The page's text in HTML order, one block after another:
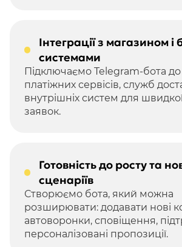
Інтеграції з магазином і
системами
Підключаємо Telegram-бота до
платіжних сервісів, служб
внутрішніх систем для
заявок.
Готовність до росту та
сценаріїв
Створюємо бота, який можна
розширювати: додавати нові
автоворонки, сповіщення,
персоналізовані пропозиції.